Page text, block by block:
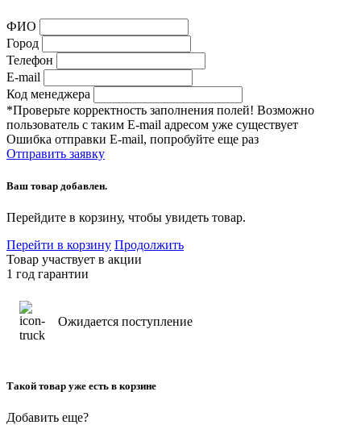
ФИО
Город
Телефон
E-mail
Код менеджера
*Проверьте корректность заполнения полей! Возможно
пользователь с таким E-mail адресом уже существует
Ошибка отправки E-mail, попробуйте еще раз
Отправить заявку
Ваш товар добавлен.
Перейдите в корзину, чтобы увидеть товар.
Перейти в корзину Продолжить
Товар участвует в акции
1 год гарантии
Ожидается поступление
Такой товар уже есть в корзине
Добавить еще?